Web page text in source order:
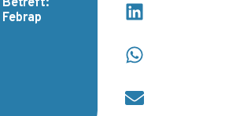
Betreft:
Febrap